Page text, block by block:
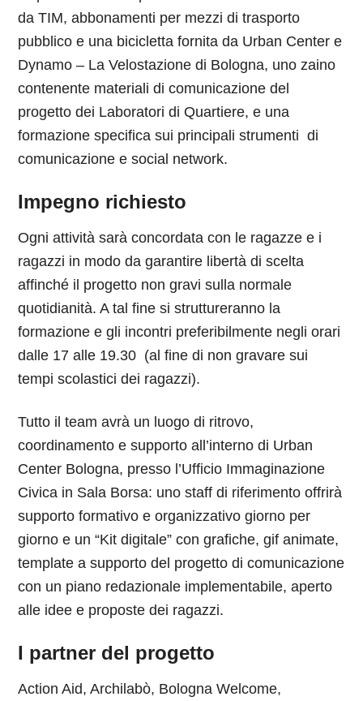
da TIM, abbonamenti per mezzi di trasporto
pubblico e una bicicletta fornita da Urban Center e
Dynamo – La Velostazione di Bologna, uno zaino
contenente materiali di comunicazione del
progetto dei Laboratori di Quartiere, e una
formazione specifica sui principali strumenti di
comunicazione e social network.
Impegno richiesto
Ogni attività sarà concordata con le ragazze e i
ragazzi in modo da garantire libertà di scelta
affinché il progetto non gravi sulla normale
quotidianità. A tal fine si struttureranno la
formazione e gli incontri preferibilmente negli orari
dalle 17 alle 19.30 (al fine di non gravare sui
tempi scolastici dei ragazzi).
Tutto il team avrà un luogo di ritrovo,
coordinamento e supporto all’interno di Urban
Center Bologna, presso l’Ufficio Immaginazione
Civica in Sala Borsa: uno staff di riferimento offrirà
supporto formativo e organizzativo giorno per
giorno e un “Kit digitale” con grafiche, gif animate,
template a supporto del progetto di comunicazione
con un piano redazionale implementabile, aperto
alle idee e proposte dei ragazzi.
I partner del progetto
Action Aid, Archilabò, Bologna Welcome,